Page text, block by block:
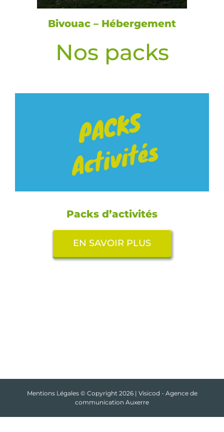
Bivouac – Hébergement
Nos packs
Packs d’activités
EN SAVOIR PLUS
Mentions Légales© Copyright 2026 | Visicod - Agence de
communication Auxerre